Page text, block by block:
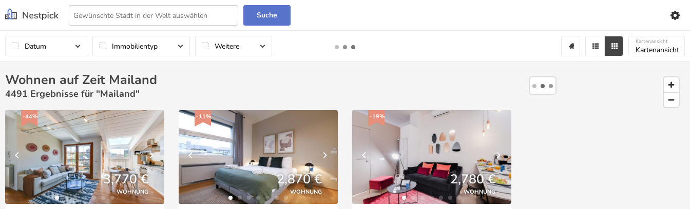
Suche
Datum Immobilientyp Weitere Kartenansicht
Kartenansicht
Wohnen auf Zeit Mailand
4491 Ergebnisse für "Mailand"
-44%
3,770 €
WOHNUNG
-11%
2,870 €
WOHNUNG
-19%
2,780 €
WOHNUNG